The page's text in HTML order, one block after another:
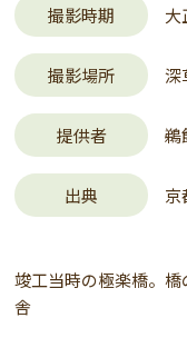
撮影時期 大
撮影場所 深
提供者
出典 京
竣工当時の極楽橋。
舎